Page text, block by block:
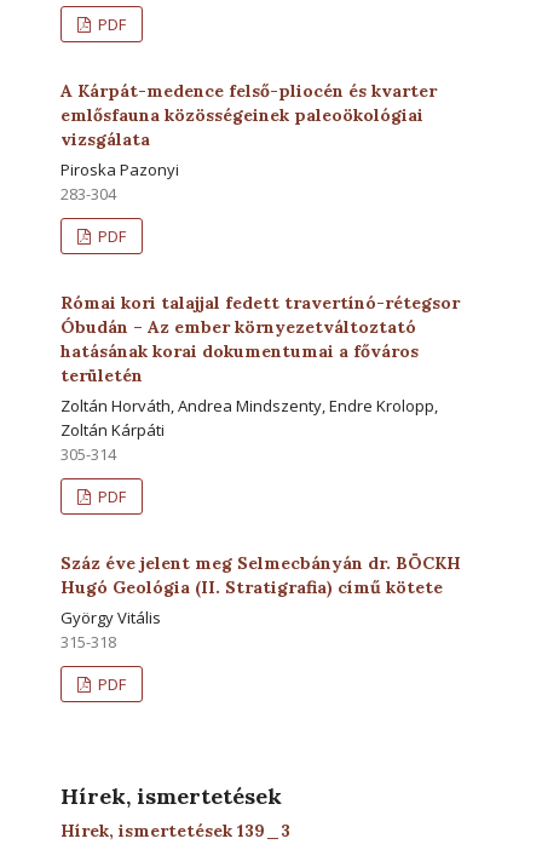
PDF
A Kárpát-medence felső-pliocén és kvarter
emlősfauna közösségeinek paleoökológiai
vizsgálata
Piroska Pazonyi
283-304
PDF
Római kori talajjal fedett travertínó-rétegsor
Óbudán – Az ember környezetváltoztató
hatásának korai dokumentumai a főváros
területén
Zoltán Horváth, Andrea Mindszenty, Endre Krolopp,
Zoltán Kárpáti
305-314
PDF
Száz éve jelent meg Selmecbányán dr. BÖCKH
Hugó Geológia (II. Stratigrafia) című kötete
György Vitális
315-318
PDF
Hírek, ismertetések
Hírek, ismertetések 139_3